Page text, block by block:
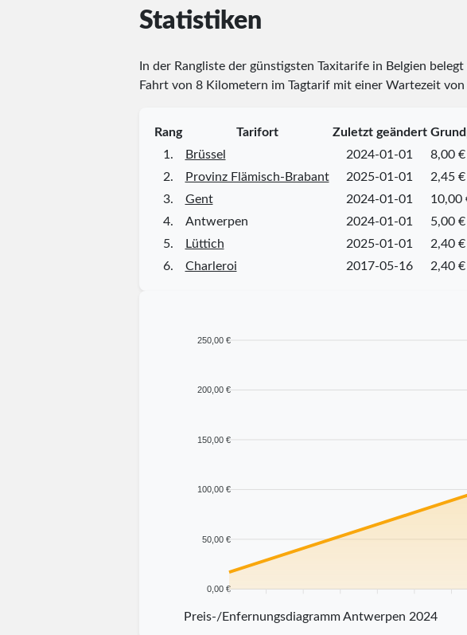
Statistiken
In der Rangliste der günstigsten Taxitarife in Belgien
Fahrt von 8 Kilometern im Tagtarif mit einer Wartezeit
Rang Tarifort Zuletzt geändert
1.
Brüssel 2024-01-01 8,00 €
2.
Provinz Flämisch-Brabant 2025-01-01 2,45 €
3.
Gent 2024-01-01 10,00
4.
Antwerpen 2024-01-01 5,00 €
5.
Lüttich 2025-01-01 2,40 €
6.
Charleroi 2017-05-16 2,40 €
250,00 €
200,00 €
150,00 €
100,00 €
50,00 €
0,00 €
Preis-/Enfernungsdiagramm Antwerpen 2024